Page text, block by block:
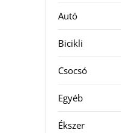
Autó
Bicikli
Csocsó
Egyéb
Ékszer